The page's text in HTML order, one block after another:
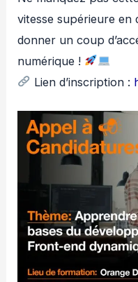
vitesse supérieure en
donner un coup
numérique !
Lien d’inscription :